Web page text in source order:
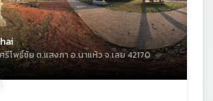
รีโพธิ์ชัย ต.แสงภา อ.นาแห้ว จ.เลย 42170